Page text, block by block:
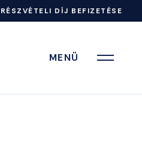
RÉSZVÉTELI DÍJ BEFIZETÉSE
MENÜ